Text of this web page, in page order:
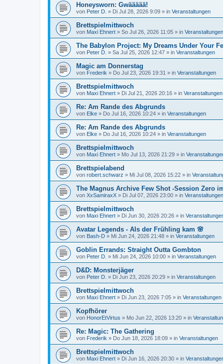
Honeysworn: Gwäääää!
von Peter D. » Di Jul 28, 2026 9:09 » in Veranstaltungen
Brettspielmittwoch
von Maxi Ehnert » So Jul 26, 2026 11:05 » in Veranstaltungen
The Babylon Project: My Dreams Under Your
von Peter D. » Sa Jul 25, 2026 12:47 » in Veranstaltungen
Magic am Donnerstag
von Frederik » Do Jul 23, 2026 19:31 » in Veranstaltungen
Brettspielmittwoch
von Maxi Ehnert » Di Jul 21, 2026 20:16 » in Veranstaltungen
Re: Am Rande des Abgrunds
von Elke » Do Jul 16, 2026 10:24 » in Veranstaltungen
Re: Am Rande des Abgrunds
von Elke » Do Jul 16, 2026 10:24 » in Veranstaltungen
Brettspielmittwoch
von Maxi Ehnert » Mo Jul 13, 2026 21:29 » in
Brettspielabend
von robert.schwarz » Mi Jul 08, 2026 15:22 » in
The Magnus Archive Few Shot -Session Zero
von XxSamiraxX » Di Jul 07, 2026 23:00 » in Veranstaltungen
Brettspielmittwoch
von Maxi Ehnert » Di Jun 30, 2026 20:26 » in
Avatar Legends - Als der Frühling kam 🌸
von Bash-D » Mi Jun 24, 2026 21:48 » in Veranstaltungen
Goblin Errands: Straight Outta Gombton
von Peter D. » Mi Jun 24, 2026 10:00 » in Veranstaltungen
D&D: Monsterjäger
von Peter D. » Di Jun 23, 2026 20:29 » in Veranstaltungen
Brettspielmittwoch
von Maxi Ehnert » Di Jun 23, 2026 7:05 » in Veranstaltungen
Kopfhörer
von HonorEtVirtus » Mo Jun 22, 2026 13:20 » in
Re: Magic: The Gathering
von Frederik » Do Jun 18, 2026 18:09 » in Veranstaltungen
Brettspielmittwoch
von Maxi Ehnert » Di Jun 16, 2026 20:30 » in